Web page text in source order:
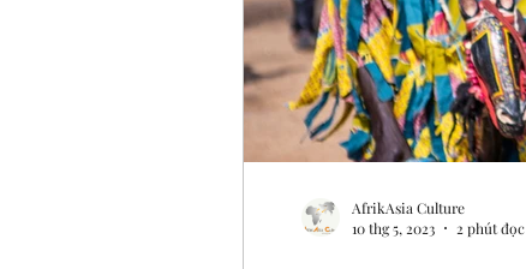
AfrikAsia Culture
10 thg 5, 2023
2 phút đọc